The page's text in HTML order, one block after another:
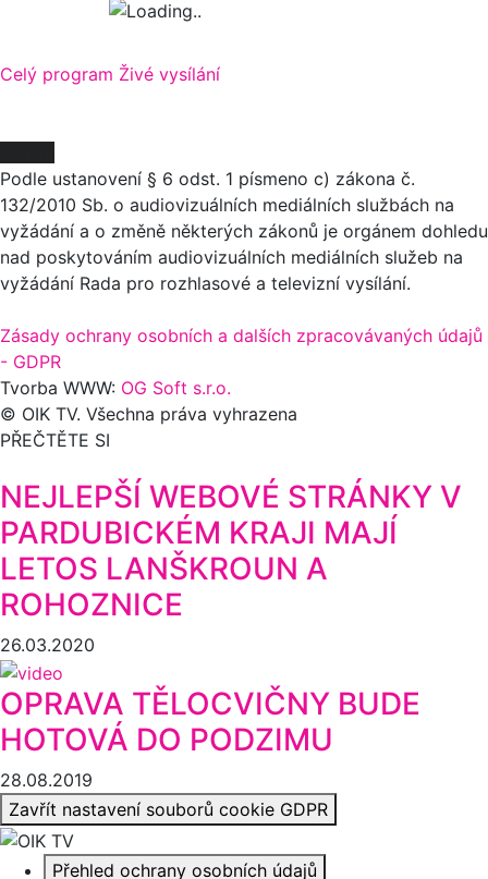
Celý program Živé vysílání
Podle ustanovení § 6 odst. 1 písmeno c) zákona č.
132/2010 Sb. o audiovizuálních mediálních službách na
vyžádání a o změně některých zákonů je orgánem dohledu
nad poskytováním audiovizuálních mediálních služeb na
vyžádání Rada pro rozhlasové a televizní vysílání.
Zásady ochrany osobních a dalších zpracovávaných údajů
- GDPR
Tvorba WWW: OG Soft s.r.o.
© OIK TV. Všechna práva vyhrazena
PŘEČTĚTE SI
NEJLEPŠÍ WEBOVÉ STRÁNKY V
PARDUBICKÉM KRAJI MAJÍ
LETOS LANŠKROUN A
ROHOZNICE
26.03.2020
OPRAVA TĚLOCVIČNY BUDE
HOTOVÁ DO PODZIMU
28.08.2019
Zavřít nastavení souborů cookie GDPR
Přehled ochrany osobních údajů